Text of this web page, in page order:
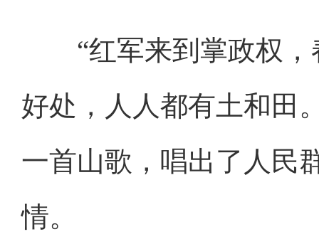
“红军来到掌政权，
好处，人人都有土和田
一首山歌，唱出了人民
情。